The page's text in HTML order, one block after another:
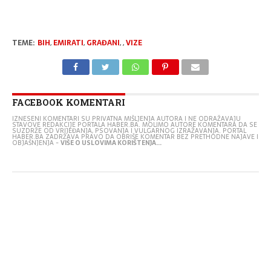
TEME: BIH, EMIRATI, GRAĐANI,,VIZE
FACEBOOK KOMENTARI
IZNESENI KOMENTARI SU PRIVATNA MIŠLJENJA AUTORA I NE ODRAŽAVAJU
STAVOVE REDAKCIJE PORTALA HABER.BA. MOLIMO AUTORE KOMENTARA DA SE
SUZDRŽE OD VRIJEĐANJA, PSOVANJA I VULGARNOG IZRAŽAVANJA. PORTAL
HABER.BA ZADRŽAVA PRAVO DA OBRIŠE KOMENTAR BEZ PRETHODNE NAJAVE I
OBJAŠNJENJA -VIŠE O USLOVIMA KORIŠTENJA...